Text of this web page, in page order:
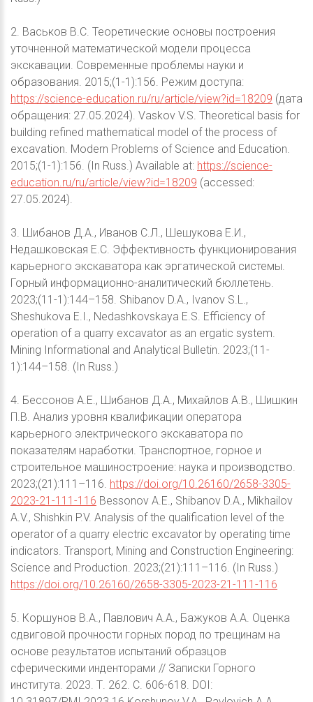
2. Васьков В.С. Теоретические основы построения
уточненной математической модели процесса
экскавации. Современные проблемы науки и
образования. 2015;(1-1):156. Режим доступа:
https://science-education.ru/ru/article/view?id=18209 (дата
обращения: 27.05.2024). Vaskov V.S. Theoretical basis for
building refined mathematical model of the process of
excavation. Modern Problems of Science and Education.
2015;(1-1):156. (In Russ.) Available at: https://science-
education.ru/ru/article/view?id=18209 (accessed:
27.05.2024).
3. Шибанов Д.А., Иванов С.Л., Шешукова Е.И.,
Недашковская Е.С. Эффективность функционирования
карьерного экскаватора как эргатической системы.
Горный информационно-аналитический бюллетень.
2023;(11-1):144–158. Shibanov D.A., Ivanov S.L.,
Sheshukova E.I., Nedashkovskaya E.S. Efficiency of
operation of a quarry excavator as an ergatic system.
Mining Informational and Analytical Bulletin. 2023;(11-
1):144–158. (In Russ.)
4. Бессонов А.Е., Шибанов Д.А., Михайлов А.В., Шишкин
П.В. Анализ уровня квалификации оператора
карьерного электрического экскаватора по
показателям наработки. Транспортное, горное и
строительное машиностроение: наука и производство.
2023;(21):111–116. https://doi.org/10.26160/2658-3305-
2023-21-111-116 Bessonov A.E., Shibanov D.A., Mikhailov
A.V., Shishkin P.V. Analysis of the qualification level of the
operator of a quarry electric excavator by operating time
indicators. Transport, Mining and Construction Engineering:
Science and Production. 2023;(21):111–116. (In Russ.)
https://doi.org/10.26160/2658-3305-2023-21-111-116
5. Коршунов В.А., Павлович А.А., Бажуков А.А. Оценка
сдвиговой прочности горных пород по трещинам на
основе результатов испытаний образцов
сферическими инденторами // Записки Горного
института. 2023. Т. 262. С. 606-618. DOI: